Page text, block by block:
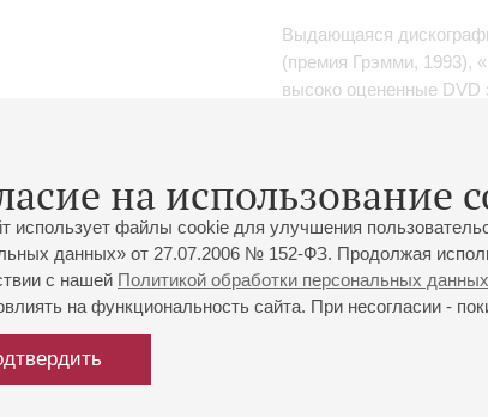
на использование
использует файлы cookie для улучшения
данных» от 27.07.2006 № 152-ФЗ. Продолжая
с нашей Политикой обработки персональных данных
на функциональность сайта. При несогласии -
Выдающаяся
(премия Грэмми, 1993),
высоко оцененные
оркестром Парижа,
Недавний дебют на
постановке
филармоническим